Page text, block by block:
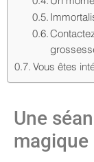
Vous êtes
Une
magique